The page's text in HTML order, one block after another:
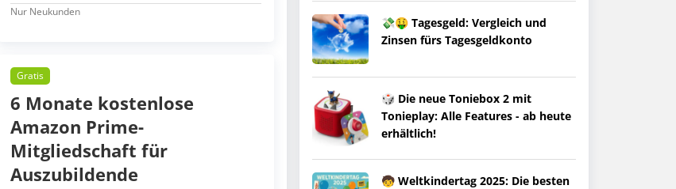
Nur Neukunden
Gratis
6 Monate kostenlose
Amazon Prime-
Mitgliedschaft für
Auszubildende
💸🤑 Tagesgeld: Vergleich und
Zinsen fürs Tagesgeldkonto
🎲 Die neue Toniebox 2 mit
Tonieplay: Alle Features - ab heute
erhältlich!
🧒 Weltkindertag 2025: Die besten